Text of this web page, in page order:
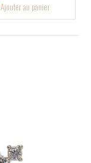
Ajouter au panier